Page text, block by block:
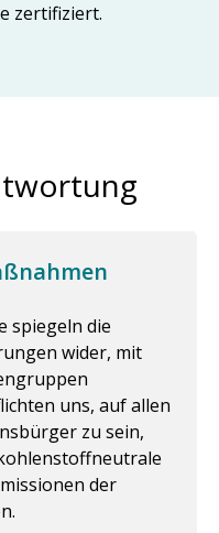
zertifiziert.
spiegeln die
wider, mit
uns, auf allen
zu sein,
der